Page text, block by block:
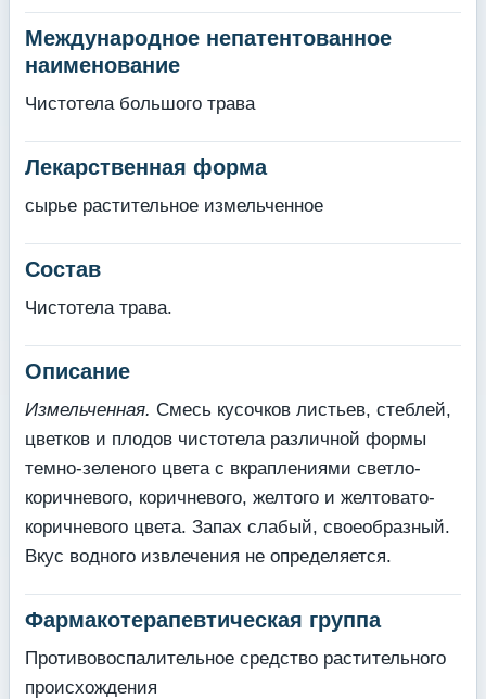
Международное непатентованное
наименование
Чистотела большого трава
Лекарственная форма
сырье растительное измельченное
Состав
Чистотела трава.
Описание
Измельченная. Смесь кусочков листьев, стеблей,
цветков и плодов чистотела различной формы
тем­но-зеленого цвета с вкраплениями светло-
коричневого, коричневого, желтого и желтовато-
коричневого цвета. Запах слабый, своеобразный.
Вкус водного извлечения не определяется.
Фармакотерапевтическая группа
Противовоспалительное средство растительного
происхождения